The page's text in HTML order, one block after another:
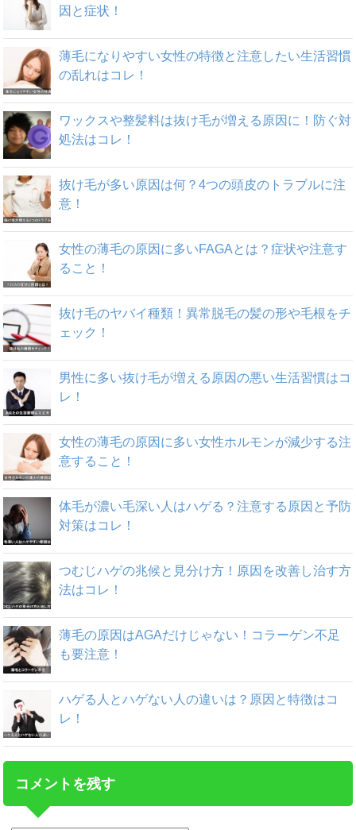
因と症状！
薄毛になりやすい女性の特徴と注意したい生活習慣
の乱れはコレ！
ワックスや整髪料は抜け毛が増える原因に！防ぐ対
処法はコレ！
抜け毛が多い原因は何？4つの頭皮のトラブルに注
意！
女性の薄毛の原因に多いFAGAとは？症状や注意す
ること！
抜け毛のヤバイ種類！異常脱毛の髪の形や毛根をチ
ェック！
男性に多い抜け毛が増える原因の悪い生活習慣はコ
レ！
女性の薄毛の原因に多い女性ホルモンが減少する注
意すること！
体毛が濃い毛深い人はハゲる？注意する原因と予防
対策はコレ！
つむじハゲの兆候と見分け方！原因を改善し治す方
法はコレ！
薄毛の原因はAGAだけじゃない！コラーゲン不足
も要注意！
ハゲる人とハゲない人の違いは？原因と特徴はコ
レ！
コメントを残す